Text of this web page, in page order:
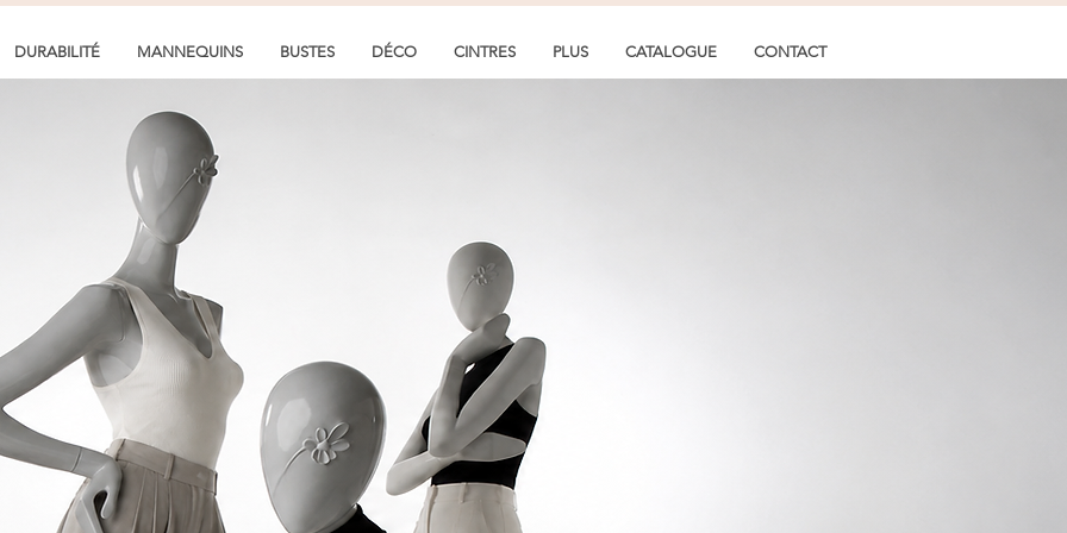
DURABILITÉ MANNEQUINS BUSTES DÉCO CINTRES PLUS CATALOGUE CONTACT